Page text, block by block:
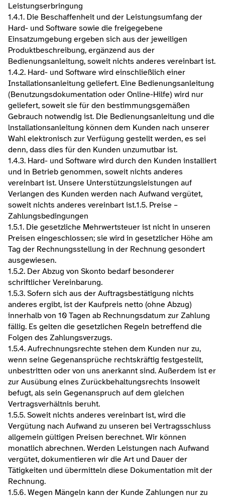
Leistungserbringung
1.4.1. Die Beschaffenheit und der Leistungsumfang der
Hard- und Software sowie die freigegebene
Einsatzumgebung ergeben sich aus der jeweiligen
Produktbeschreibung, ergänzend aus der
Bedienungsanleitung, soweit nichts anderes vereinbart ist.
1.4.2. Hard- und Software wird einschließlich einer
Installationsanleitung geliefert. Eine Bedienungsanleitung
(Benutzungsdokumentation oder Online-Hilfe) wird nur
geliefert, soweit sie für den bestimmungsgemäßen
Gebrauch notwendig ist. Die Bedienungsanleitung und die
lnstallationsanleitung können dem Kunden nach unserer
Wahl elektronisch zur Verfügung gestellt werden, es sei
denn, dass dies für den Kunden unzumutbar ist.
1.4.3. Hard- und Software wird durch den Kunden installiert
und in Betrieb genommen, soweit nichts anderes
vereinbart ist. Unsere Unterstützungsleistungen auf
Verlangen des Kunden werden nach Aufwand vergütet,
soweit nichts anderes vereinbart ist.​1.5. Preise –
Zahlungsbedingungen
1.5.1. Die gesetzliche Mehrwertsteuer ist nicht in unseren
Preisen eingeschlossen; sie wird in gesetzlicher Höhe am
Tag der Rechnungsstellung in der Rechnung gesondert
ausgewiesen.
1.5.2. Der Abzug von Skonto bedarf besonderer
schriftlicher Vereinbarung.
1.5.3. Sofern sich aus der Auftragsbestätigung nichts
anderes ergibt, ist der Kaufpreis netto (ohne Abzug)
innerhalb von 10 Tagen ab Rechnungsdatum zur Zahlung
fällig. Es gelten die gesetzlichen Regeln betreffend die
Folgen des Zahlungsverzugs.
1.5.4. Aufrechnungsrechte stehen dem Kunden nur zu,
wenn seine Gegenansprüche rechtskräftig festgestellt,
unbestritten oder von uns anerkannt sind. Außerdem ist er
zur Ausübung eines Zurückbehaltungsrechts insoweit
befugt, als sein Gegenanspruch auf dem gleichen
Vertragsverhältnis beruht.
1.5.5. Soweit nichts anderes vereinbart ist, wird die
Vergütung nach Aufwand zu unseren bei Vertragsschluss
allgemein gültigen Preisen berechnet. Wir können
monatlich abrechnen. Werden Leistungen nach Aufwand
vergütet, dokumentieren wir die Art und Dauer der
Tätigkeiten und übermitteln diese Dokumentation mit der
Rechnung.
1.5.6. Wegen Mängeln kann der Kunde Zahlungen nur zu